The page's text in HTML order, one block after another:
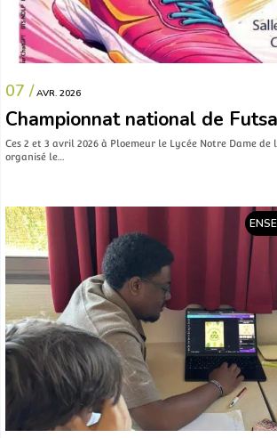
07 / AVR. 2026
Championnat national de
Ces 2 et 3 avril 2026 à Ploemeur le Lycée Notre Dame de
organisé le…